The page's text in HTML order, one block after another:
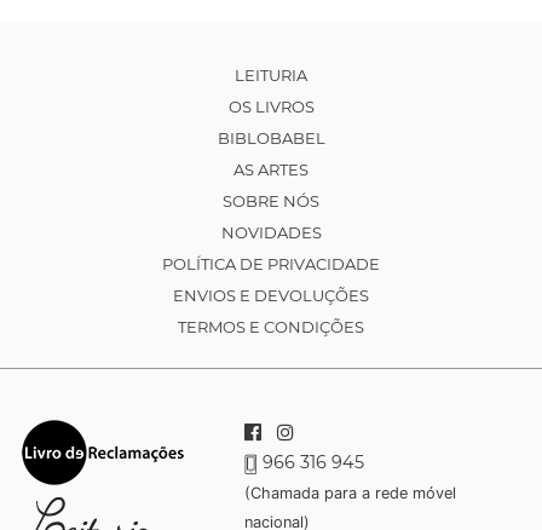
LEITURIA
OS LIVROS
BIBLOBABEL
AS ARTES
SOBRE NÓS
NOVIDADES
POLÍTICA DE PRIVACIDADE
ENVIOS E DEVOLUÇÕES
TERMOS E CONDIÇÕES
966 316 945
(Chamada para a rede móvel
nacional)